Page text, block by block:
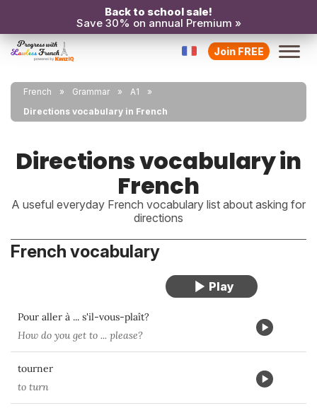
Back to school sale!
Save 30% on annual Premium »
Join FREE
French Grammar
A1
Directions vocabulary in French
Directions vocabulary in
French
A useful everyday French vocabulary list about asking for
directions
French vocabulary
Pour aller à ... s'il-vous-plaît?
How do you get to ... please?
tourner
to turn